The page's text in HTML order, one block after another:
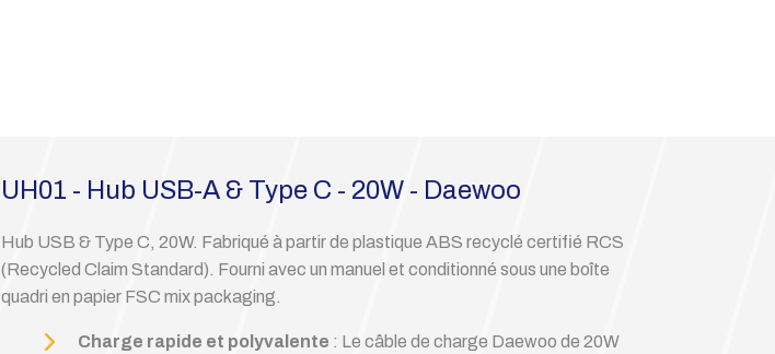
UH01 - Hub USB-A & Type C - 20W - Daewoo
Hub USB & Type C, 20W. Fabriqué à partir de plastique ABS recyclé certifié RCS
(Recycled Claim Standard). Fourni avec un manuel et conditionné sous une boîte
quadri en papier FSC mix packaging.
Charge rapide et polyvalente : Le câble de charge Daewoo de 20W